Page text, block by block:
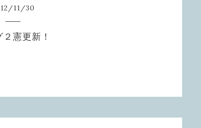
/11/30
憲更新！